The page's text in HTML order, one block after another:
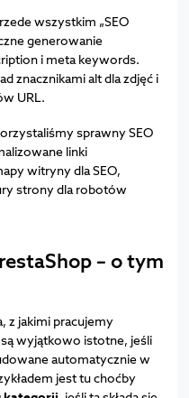
wszystkim „SEO
generowanie
i meta keywords.
znacznikami alt dla zdjęć i
URL.
sprawny SEO
linki
witryny dla SEO,
strony dla robotów
– o tym
z jakimi pracujemy
wyjątkowo istotne, jeśli
automatycznie w
jest tu choćby